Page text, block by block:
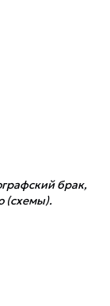
брак,
(схемы).